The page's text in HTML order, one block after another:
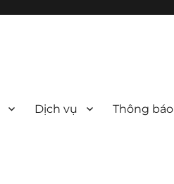
Dịch vụ Thông báo